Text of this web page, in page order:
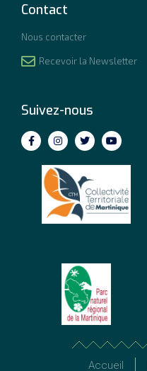
Contact
Nous contacter
Recevoir la Newsletter
Suivez-nous
Accueil